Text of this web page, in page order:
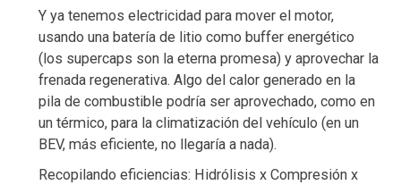
Y ya tenemos electricidad para mover el motor,
usando una batería de litio como buffer energético
(los supercaps son la eterna promesa) y aprovechar la
frenada regenerativa. Algo del calor generado en la
pila de combustible podría ser aprovechado, como en
un térmico, para la climatización del vehículo (en un
BEV, más eficiente, no llegaría a nada).
Recopilando eficiencias: Hidrólisis x Compresión x